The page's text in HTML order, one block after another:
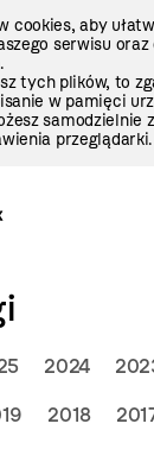
cookies, aby
serwisu oraz
tych plików, to
w pamięci
samodzielnie
przeglądarki.
2024
2018